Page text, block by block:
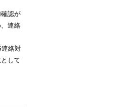
認が
連絡
連絡対
して